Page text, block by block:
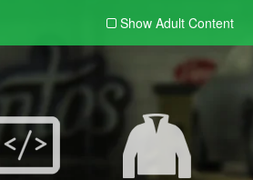
Show Adult Content